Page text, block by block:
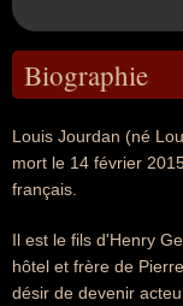
Biographie
Louis Jourdan (né
mort le 14 février
français.
Il est le fils d'Henry
hôtel et frère de
désir de devenir